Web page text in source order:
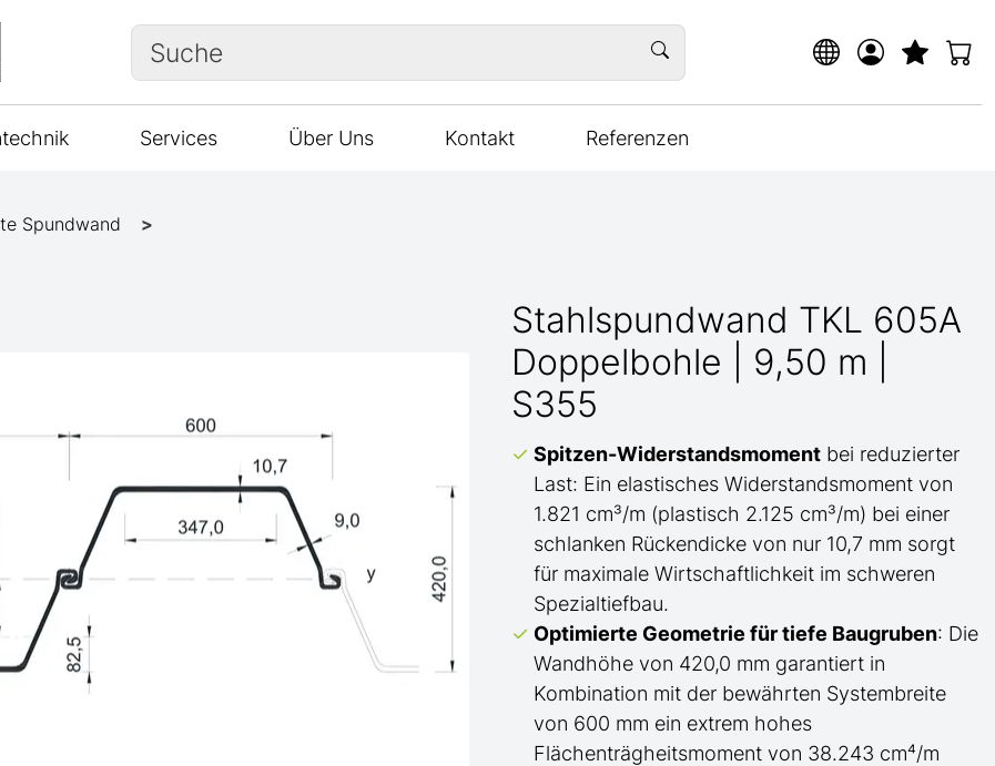
Suche
Services Über Uns Kontakt Referenzen
Spundwand
Stahlspundwand TKL 605A
Doppelbohle | 9,50 m |
S355
Spitzen-Widerstandsmoment bei reduzierter
Last: Ein elastisches Widerstandsmoment von
1.821 cm³/m (plastisch 2.125 cm³/m) bei einer
schlanken Rückendicke von nur 10,7 mm sorgt
für maximale Wirtschaftlichkeit im schweren
Spezialtiefbau.
Optimierte Geometrie für tiefe Baugruben: Die
Wandhöhe von 420,0 mm garantiert in
Kombination mit der bewährten Systembreite
von 600 mm ein extrem hohes
Flächenträgheitsmoment von 38.243 cm⁴/m